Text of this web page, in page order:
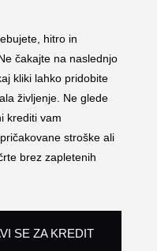
hitro in
čakajte na naslednjo
kliki lahko pridobite
življenje. Ne glede
krediti vam
stroške ali
brez zapletenih
SE ZA KREDIT